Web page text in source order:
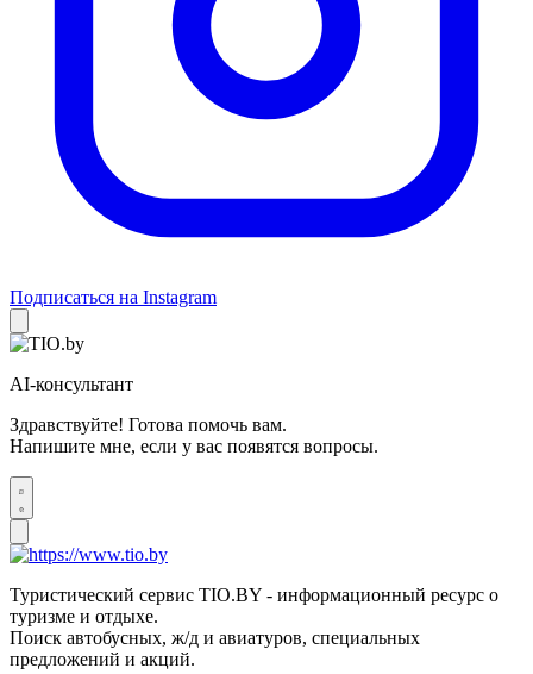
Подписаться на Instagram
AI-консультант
Здравствуйте! Готова помочь вам.
Напишите мне, если у вас появятся вопросы.
Туристический сервис TIO.BY - информационный ресурс о
туризме и отдыхе.
Поиск автобусных, ж/д и авиатуров, специальных
предложений и акций.